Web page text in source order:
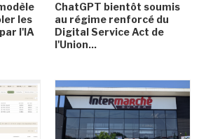
les
l'IA
ChatGPT bientôt soumis
au régime renforcé du
Digital Service Act de
l'Union...